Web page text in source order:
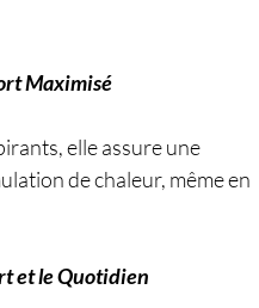
Maximisé
elle assure une
de chaleur, même en
et le Quotidien